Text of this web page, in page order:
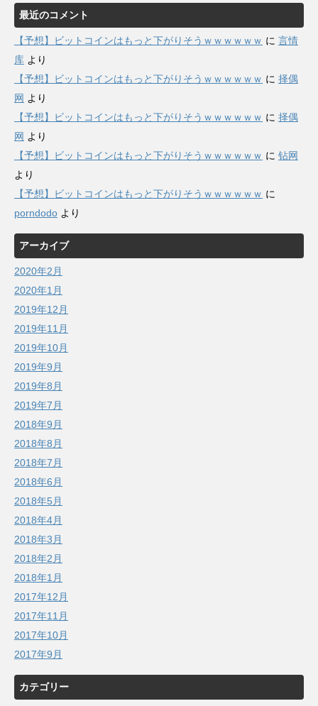
最近のコメント
【予想】ビットコインはもっと下がりそうｗｗｗｗｗｗ に 言情
库 より
【予想】ビットコインはもっと下がりそうｗｗｗｗｗｗ に 择偶
网 より
【予想】ビットコインはもっと下がりそうｗｗｗｗｗｗ に 择偶
网 より
【予想】ビットコインはもっと下がりそうｗｗｗｗｗｗ に 钻网
より
【予想】ビットコインはもっと下がりそうｗｗｗｗｗｗ に
porndodo より
アーカイブ
2020年2月
2020年1月
2019年12月
2019年11月
2019年10月
2019年9月
2019年8月
2019年7月
2018年9月
2018年8月
2018年7月
2018年6月
2018年5月
2018年4月
2018年3月
2018年2月
2018年1月
2017年12月
2017年11月
2017年10月
2017年9月
カテゴリー